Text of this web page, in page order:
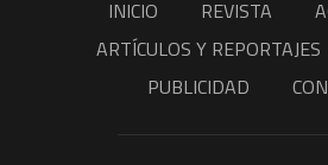
INICIO REVISTA
ARTÍCULOS Y REPORTAJES
PUBLICIDAD